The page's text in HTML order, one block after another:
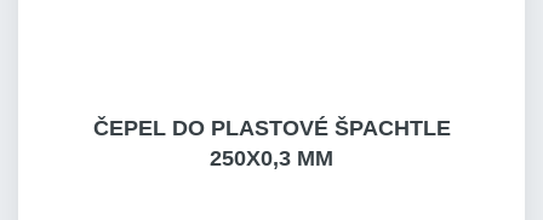
ČEPEL DO PLASTOVÉ ŠPACHTLE
250X0,3 MM